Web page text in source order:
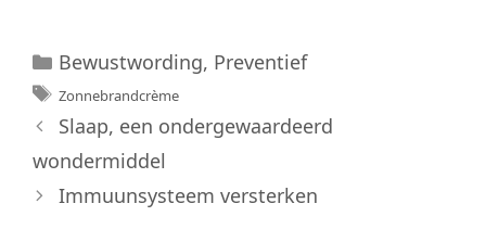
Categorieën
Bewustwording, Preventief
Tags
Zonnebrandcrème
Slaap, een ondergewaardeerd
wondermiddel
Immuunsysteem versterken